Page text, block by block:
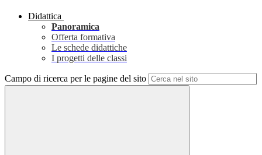
Didattica
Panoramica
Offerta formativa
Le schede didattiche
I progetti delle classi
Campo di ricerca per le pagine del sito